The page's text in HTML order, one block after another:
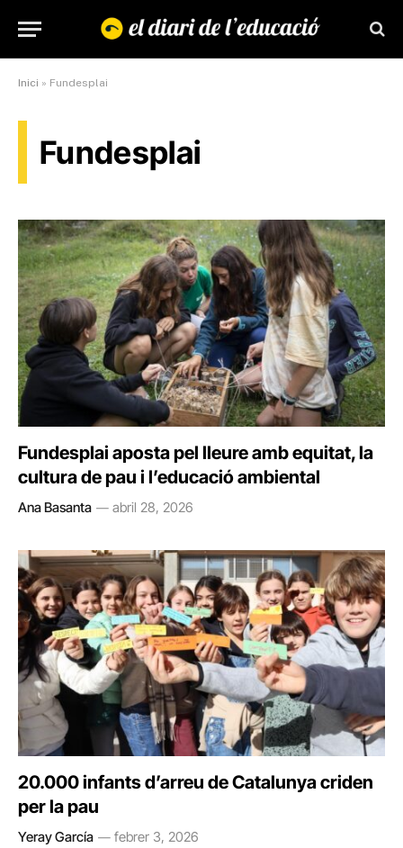
Inici » Fundesplai
Fundesplai
Fundesplai aposta pel lleure amb equitat, la
cultura de pau i l’educació ambiental
Ana Basanta abril 28, 2026
20.000 infants d’arreu de Catalunya criden
per la pau
Yeray García febrer 3, 2026